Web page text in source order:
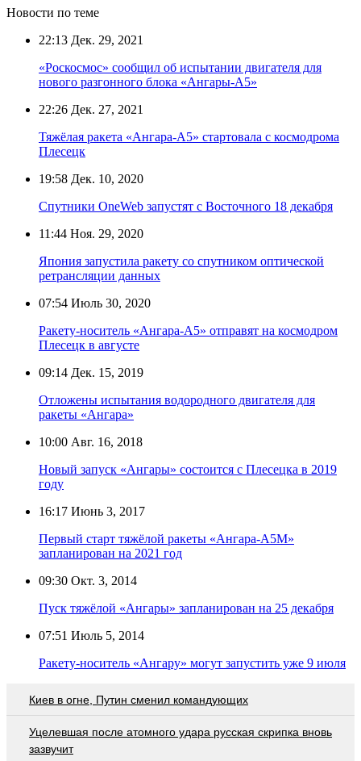
Новости по теме
22:13 Дек. 29, 2021
«Роскосмос» сообщил об испытании двигателя для
нового разгонного блока «Ангары-А5»
22:26 Дек. 27, 2021
Тяжёлая ракета «Ангара-А5» стартовала с космодрома
Плесецк
19:58 Дек. 10, 2020
Спутники OneWeb запустят с Восточного 18 декабря
11:44 Ноя. 29, 2020
Япония запустила ракету со спутником оптической
ретрансляции данных
07:54 Июль 30, 2020
Ракету-носитель «Ангара-А5» отправят на космодром
Плесецк в августе
09:14 Дек. 15, 2019
Отложены испытания водородного двигателя для
ракеты «Ангара»
10:00 Авг. 16, 2018
Новый запуск «Ангары» состоится с Плесецка в 2019
году
16:17 Июнь 3, 2017
Первый старт тяжёлой ракеты «Ангара-А5М»
запланирован на 2021 год
09:30 Окт. 3, 2014
Пуск тяжёлой «Ангары» запланирован на 25 декабря
07:51 Июль 5, 2014
Ракету-носитель «Ангару» могут запустить уже 9 июля
Киев в огне, Путин сменил командующих
Уцелевшая после атомного удара русская скрипка вновь
зазвучит